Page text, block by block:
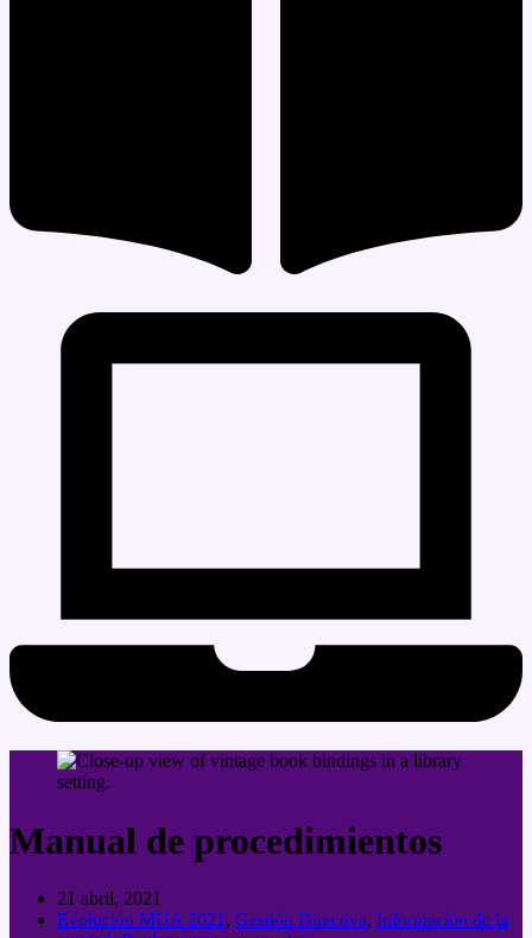
Manual de procedimientos
21 abril, 2021
Evolución MUA 2021 , Gestión Directiva, Información de la